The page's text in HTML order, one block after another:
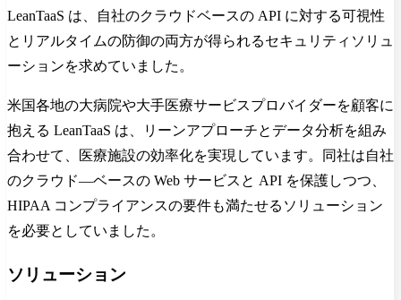
LeanTaaS は、自社のクラウドベースの API に対する可視性
とリアルタイムの防御の両方が得られるセキュリティソリュ
ーションを求めていました。
米国各地の大病院や大手医療サービスプロバイダーを顧客に
抱える LeanTaaS は、リーンアプローチとデータ分析を組み
合わせて、医療施設の効率化を実現しています。同社は自社
のクラウド―ベースの Web サービスと API を保護しつつ、
HIPAA コンプライアンスの要件も満たせるソリューション
を必要としていました。
ソリューション